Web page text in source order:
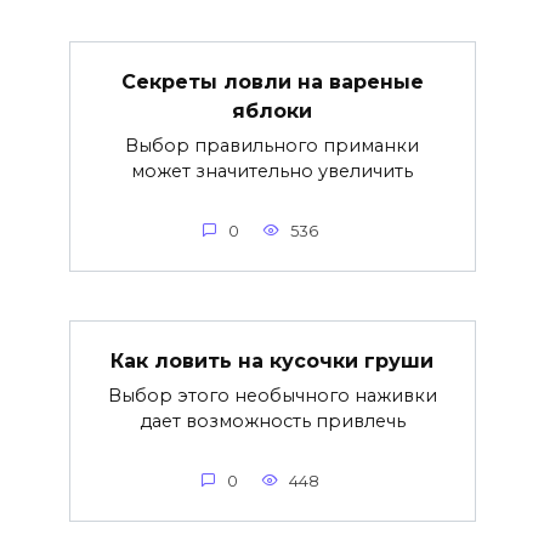
Секреты ловли на вареные
яблоки
Выбор правильного приманки
может значительно увеличить
0 536
Как ловить на кусочки груши
Выбор этого необычного наживки
дает возможность привлечь
0 448